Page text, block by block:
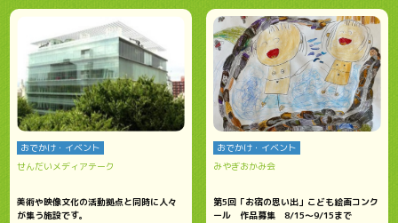
おでかけ・イベント
せんだいメディアテーク
美術や映像文化の活動拠点と同時に人々
が集う施設です。
おでかけ・イベント
みやぎおかみ会
第5回「お宿の思い出」こども絵画コンク
ール 作品募集 8/15～9/15まで